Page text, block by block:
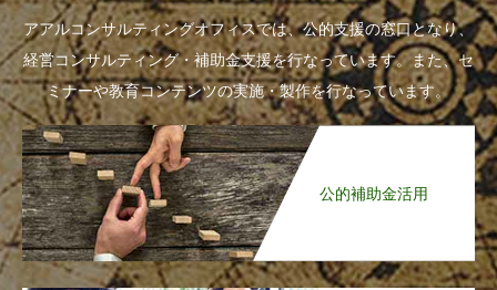
アアルコンサルティングオフィスでは、公的支援の窓口となり、
経営コンサルティング・補助金支援を行なっています。また、セ
ミナーや教育コンテンツの実施・製作を行なっています。
公的補助金活用